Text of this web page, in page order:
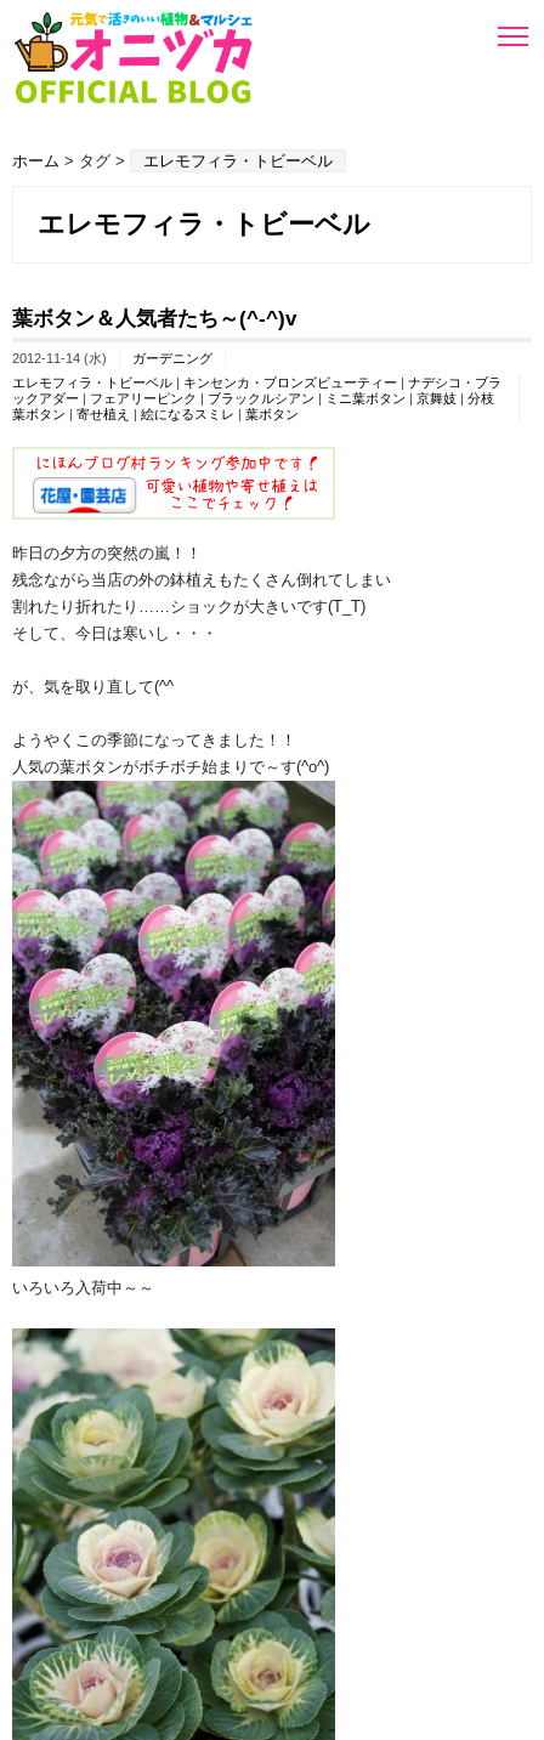
ホーム > タグ > エレモフィラ・トビーベル
エレモフィラ・トビーベル
葉ボタン＆人気者たち～(^-^)v
2012-11-14 (水)
ガーデニング
エレモフィラ・トビーベル | キンセンカ・ブロンズビューティー | ナデシコ・ブラ
ックアダー | フェアリーピンク | ブラックルシアン | ミニ葉ボタン | 京舞妓 | 分枝
葉ボタン | 寄せ植え | 絵になるスミレ | 葉ボタン
昨日の夕方の突然の嵐！！
残念ながら当店の外の鉢植えもたくさん倒れてしまい
割れたり折れたり……ショックが大きいです(T_T)
そして、今日は寒いし・・・
が、気を取り直して(^^ゞ
ようやくこの季節になってきました！！
人気の葉ボタンがボチボチ始まりで～す(^o^)
いろいろ入荷中～～